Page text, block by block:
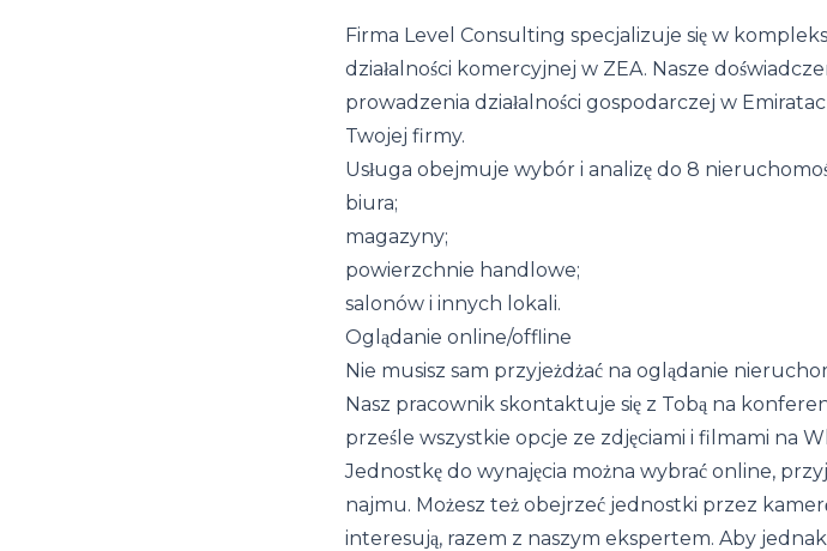
Firma Level Consulting specjalizuje się w
działalności komercyjnej w ZEA. Nasze
prowadzenia działalności gospodarczej w
Twojej firmy.
Usługa obejmuje wybór i analizę do 8
biura;
magazyny;
powierzchnie handlowe;
salonów i innych lokali.
Oglądanie online/offline
Nie musisz sam przyjeżdżać na oglądanie
Nasz pracownik skontaktuje się z Tobą na
prześle wszystkie opcje ze zdjęciami i filmami na
Jednostkę do wynajęcia można wybrać online,
najmu. Możesz też obejrzeć jednostki przez
interesują, razem z naszym ekspertem. Aby